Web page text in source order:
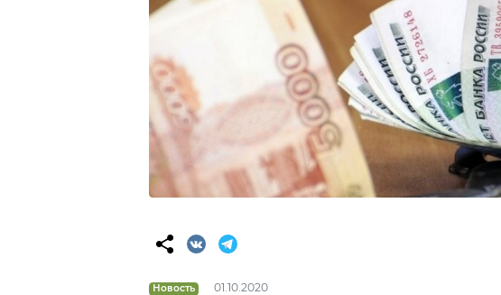
Новость 01.10.2020